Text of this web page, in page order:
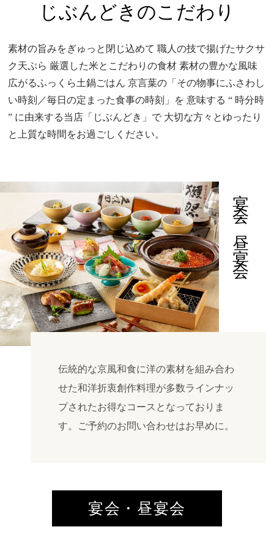
じぶんどきのこだわり
素材の旨みをぎゅっと閉じ込めて 職人の技で揚げたサクサ
ク天ぷら 厳選した米とこだわりの食材 素材の豊かな風味
広がるふっくら土鍋ごはん 京言葉の「その物事にふさわし
い時刻／毎日の定まった食事の時刻」を 意味する “ 時分時
” に由来する当店「じぶんどき」で 大切な方々とゆったり
と上質な時間をお過ごしください。
宴会・昼宴会
伝統的な京風和食に洋の素材を組み合わ
せた和洋折衷創作料理が多数ラインナッ
プされたお得なコースとなっておりま
す。ご予約のお問い合わせはお早めに。
宴会・昼宴会